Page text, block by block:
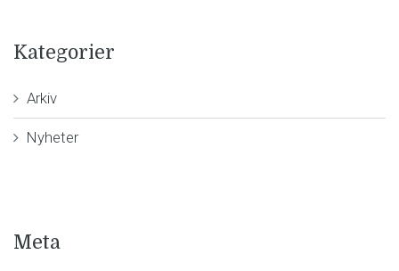
Kategorier
Arkiv
Nyheter
Meta